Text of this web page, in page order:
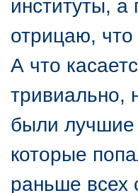
институты,
отрицаю,
А что
тривиально,
были лучшие
которые
раньше всех